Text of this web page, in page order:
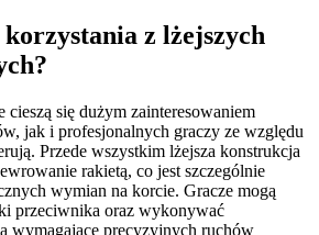
z lżejszych
cieszą się dużym zainteresowaniem
jak i profesjonalnych graczy ze względu
Przede wszystkim lżejsza konstrukcja
rakietą, co jest szczególnie
wymian na korcie. Gracze mogą
przeciwnika oraz wykonywać
wymagające precyzyjnych ruchów